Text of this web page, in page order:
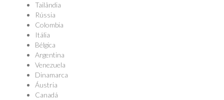
Tailândia
Rússia
Colombia
Itália
Bélgica
Argentina
Venezuela
Dinamarca
Áustria
Canadá